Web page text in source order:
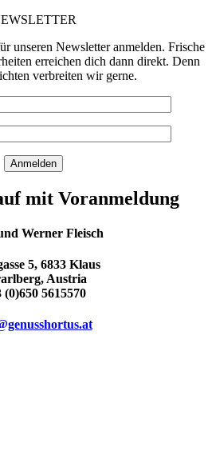
unseren Newsletter anmelden. Frische
erreichen dich dann direkt. Denn
verbreiten wir gerne.
mit Voranmeldung
Werner Fleisch
5, 6833 Klaus
Austria
(0)650 5615570